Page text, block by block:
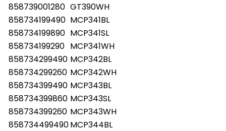
858739001280 GT390WH
858734199490 MCP341BL
858734199890 MCP341SL
858734199290 MCP341WH
858734299490 MCP342BL
858734299260 MCP342WH
858734399490 MCP343BL
858734399860 MCP343SL
858734399260 MCP343WH
858734499490MCP344BL